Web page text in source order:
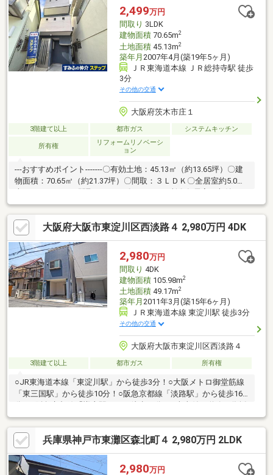
校：徒歩6分
2,499万円
間取り 3LDK
建物面積70.65m2
土地面積45.13m2
築年月 2007年4月(築19年5ヶ月)
ＪＲ東海道本線 ＪＲ総持寺駅 徒歩
3分
その他の交通
大阪府茨木市庄１
3階建て以上 都市ガス システムキッチン
所有権
リフォームリノベーシ
ョン
---おすすめポイント-------〇有効土地：45.13㎡（約13.65坪）〇建
物面積：70.65㎡（約21.37坪）〇間取：３ＬＤＫ〇全居室約5.0以
ース有---リフォーム(令和８年１月完成予定)-------☆全室クロス張
替☆洗面化粧台新調☆トイレ新調☆ハウスクリーニング
大阪府大阪市東淀川区西淡路４ 2,980万円 4DK
2,980万円
間取り 4DK
建物面積105.98m2
土地面積49.17m2
築年月 2011年3月(築15年6ヶ月)
ＪＲ東海道本線 東淀川駅 徒歩3分
その他の交通
大阪府大阪市東淀川区西淡路４
3階建て以上 都市ガス 所有権
○JR東海道本線「東淀川駅」から徒歩3分！○大阪メトロ御堂筋線
「東三国駅」から徒歩10分！○阪急京都線「淡路駅」から徒歩16
光良好！○大型ウォークインクロゼット完備！○『西淡路小学校』
まで徒歩9分！○「淡路中学校』まで徒歩7分！○『スマイル淀川』
まで徒歩7分！○『神崎川』まで徒歩8分！■弊社の特徴について・
駐車場完備。お車でのご来場も可能です。・キッズスペースもご
ざいますので、小さなお子様がいらっしゃるご家族もお気軽にご
兵庫県神戸市東灘区森北町４ 2,980万円 2LDK
2,980万円